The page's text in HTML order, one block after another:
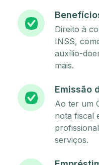
Direito à
INSS,
auxílio-
mais.
Emissão
Ao ter um
nota fiscal
serviços.